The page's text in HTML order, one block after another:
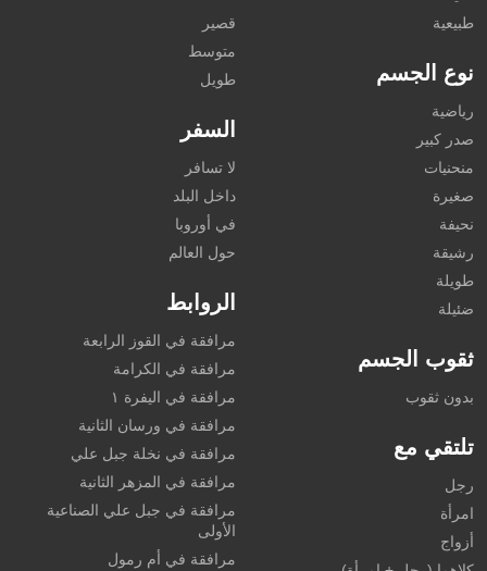
طبيعية
نوع الجسم
رياضية
صدر كبير
منحنيات
صغيرة
نحيفة
رشيقة
طويلة
ضئيلة
ثقوب الجسم
بدون ثقوب
تلتقي مع
رجل
امرأة
أزواج
قصير
متوسط
طويل
السفر
لا تسافر
داخل البلد
في أوروبا
حول العالم
الروابط
مرافقة في القوز الرابعة
مرافقة في الكرامة
مرافقة في اليفرة ١
مرافقة في ورسان الثانية
مرافقة في نخلة جبل علي
مرافقة في المزهر الثانية
مرافقة في جبل علي الصناعية
الأولى
مرافقة في أم رمول